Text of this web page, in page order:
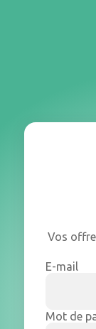
Vos
E-mail
Mot de